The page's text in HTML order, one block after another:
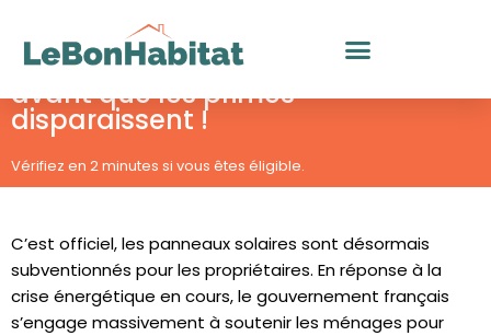
Aller
contenu
Dernière mise à jour le 23 octobre 2023
Obtenez vos panneaux solaires
avant que les primes
disparaissent !
Vérifiez en 2 minutes si vous êtes éligible.
C’est officiel, les panneaux solaires sont désormais
subventionnés pour les propriétaires. En réponse à la
crise énergétique en cours, le gouvernement français
s’engage massivement à soutenir les ménages pour